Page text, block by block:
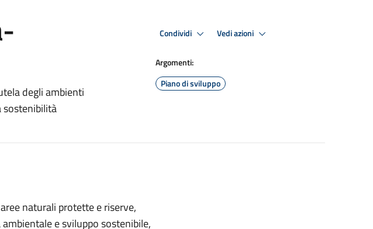
degli ambienti
sostenibilità
Condividi Vedi azioni
Argomenti:
Piano di sviluppo
naturali protette e riserve,
e sviluppo sostenibile,